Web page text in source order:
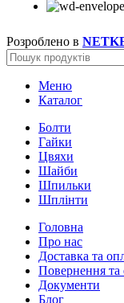
Розроблено в
Меню
Каталог
Болти
Гайки
Цвяхи
Шайби
Шпильки
Шплінти
Головна
Про нас
Доставка та
Повернення та
Документи
Блог